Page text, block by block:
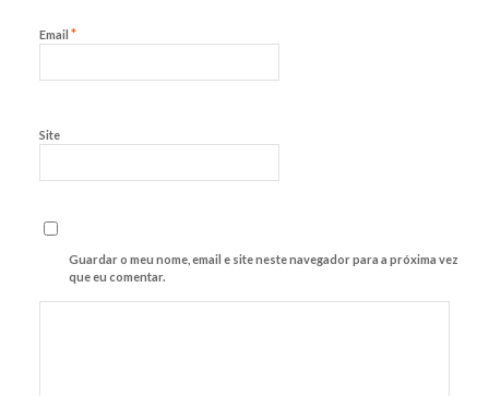
Email *
Site
Guardar o meu nome, email e site neste navegador para a próxima vez
que eu comentar.